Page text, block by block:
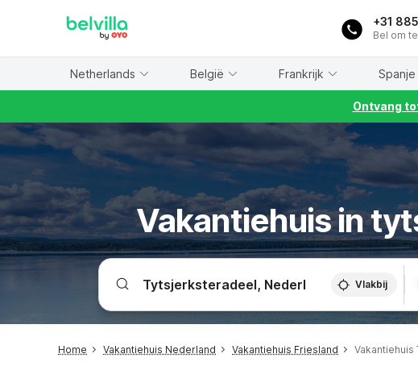
+31
Bel om
Netherlands België Frankrijk Spanje
Ontvang
Vakantiehuis in
Vlakbij
Home Vakantiehuis Nederland Vakantiehuis Friesland